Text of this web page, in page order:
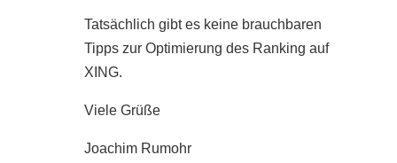
Tatsächlich gibt es keine brauchbaren
Tipps zur Optimierung des Ranking auf
XING.
Viele Grüße
Joachim Rumohr